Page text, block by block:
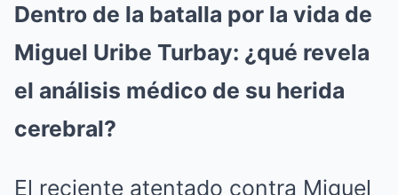
Dentro de la batalla por la vida de
Miguel Uribe Turbay: ¿qué revela
el análisis médico de su herida
cerebral?
El reciente atentado contra Miguel